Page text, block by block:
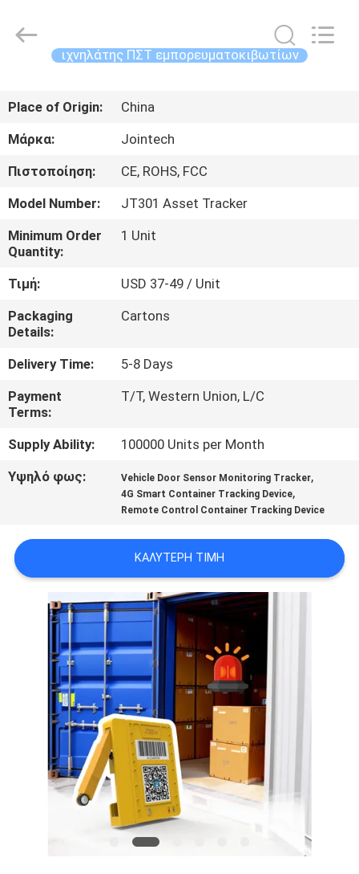
ΠΡΟΪΌΝΤΑ
VR
ΠΕΡΊΠΟΥ
ΕΜΕΊΣ
ΓΎΡΟΣ
ΕΡΓΟΣΤΑΣΊΩΝ
ΠΟΙΟΤΙΚΌΣ
ΈΛΕΓΧΟΣ
ΣΕ
ΕΠΑΦΉ
ΖΗΤΉΣΤΕ
ΈΝΑ
ΑΠΌΣΠΑΣΜΑ
SITEMAP
ιχνηλάτης ΠΣΤ εμπορευματοκιβωτίων
Place of Origin:
China
Μάρκα:
Jointech
Πιστοποίηση:
CE, ROHS, FCC
Model Number:
JT301 Asset Tracker
Minimum Order
Quantity:
1 Unit
Τιμή:
USD 37-49 / Unit
Packaging
Details:
Cartons
Delivery Time:
5-8 Days
Payment
Terms:
T/T, Western Union, L/C
Supply Ability:
100000 Units per Month
Υψηλό φως:
Vehicle Door Sensor Monitoring Tracker,
4G Smart Container Tracking Device,
Remote Control Container Tracking Device
ΚΑΛΎΤΕΡΗ ΤΙΜΉ